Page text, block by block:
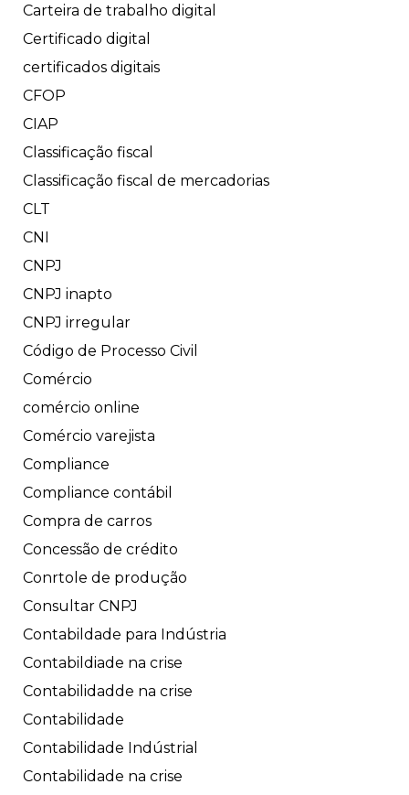
Carteira de trabalho digital
Certificado digital
certificados digitais
CFOP
CIAP
Classificação fiscal
Classificação fiscal de mercadorias
CLT
CNI
CNPJ
CNPJ inapto
CNPJ irregular
Código de Processo Civil
Comércio
comércio online
Comércio varejista
Compliance
Compliance contábil
Compra de carros
Concessão de crédito
Conrtole de produção
Consultar CNPJ
Contabildade para Indústria
Contabildiade na crise
Contabilidadde na crise
Contabilidade
Contabilidade Indústrial
Contabilidade na crise